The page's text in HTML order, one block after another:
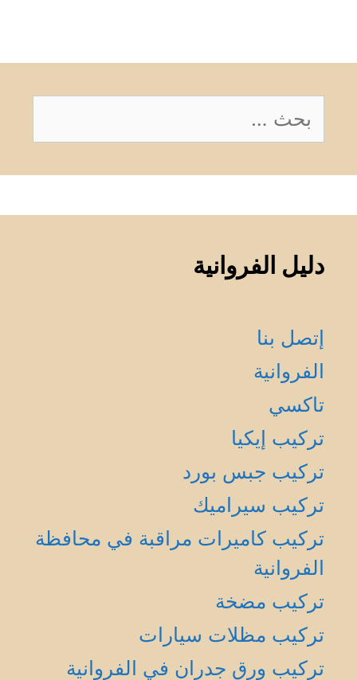
البحث
عن:
دليل الفروانية
إتصل بنا
الفروانية
تاكسي
تركيب إيكيا
تركيب جبس بورد
تركيب سيراميك
تركيب كاميرات مراقبة في محافظة
الفروانية
تركيب مضخة
تركيب مظلات سيارات
تركيب ورق جدران في الفروانية